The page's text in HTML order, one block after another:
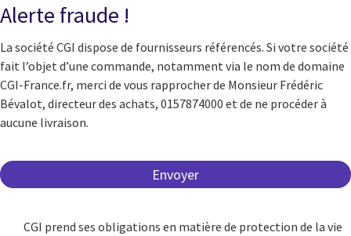
Alerte fraude !
La société CGI dispose de fournisseurs référencés. Si votre société
fait l’objet d’une commande, notamment via le nom de domaine
CGI-France.fr, merci de vous rapprocher de Monsieur Frédéric
Bévalot, directeur des achats, 0157874000 et de ne procéder à
aucune livraison.
CGI prend ses obligations en matière de protection de la vie